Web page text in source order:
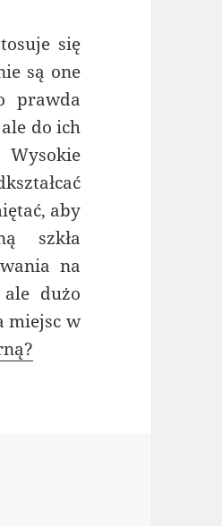
się
są one
prawda
do ich
aby
szkła
na
dużo
miejsc w